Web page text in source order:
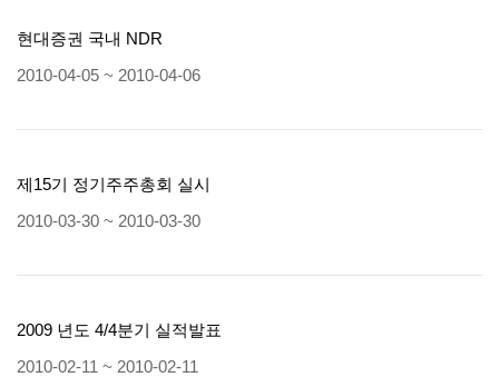
현대증권 국내 NDR
2010-04-05 ~ 2010-04-06
제15기 정기주주총회 실시
2010-03-30 ~ 2010-03-30
2009 년도 4/4분기 실적발표
2010-02-11 ~ 2010-02-11